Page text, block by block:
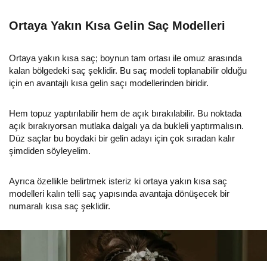
Ortaya Yakın Kısa Gelin Saç Modelleri
Ortaya yakın kısa saç; boynun tam ortası ile omuz arasında
kalan bölgedeki saç şeklidir. Bu saç modeli toplanabilir olduğu
için en avantajlı kısa gelin saçı modellerinden biridir.
Hem topuz yaptırılabilir hem de açık bırakılabilir. Bu noktada
açık bırakıyorsan mutlaka dalgalı ya da bukleli yaptırmalısın.
Düz saçlar bu boydaki bir gelin adayı için çok sıradan kalır
şimdiden söyleyelim.
Ayrıca özellikle belirtmek isteriz ki ortaya yakın kısa saç
modelleri kalın telli saç yapısında avantaja dönüşecek bir
numaralı kısa saç şeklidir.